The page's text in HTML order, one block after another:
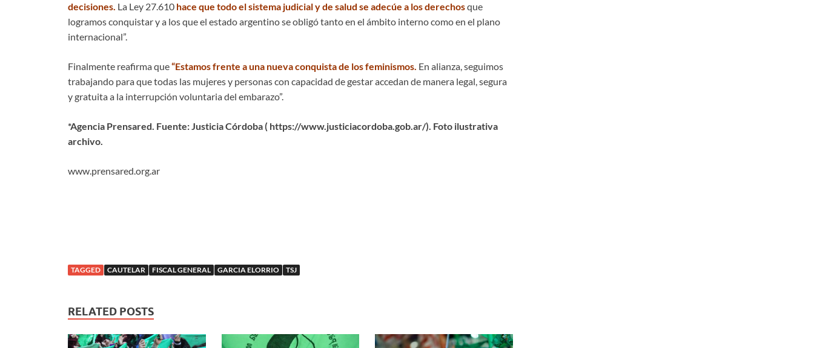
decisiones. La Ley 27.610 hace que todo el sistema judicial y de salud se adecúe a los derechosque
logramos conquistar y a los que el estado argentino se obligó tanto en el ámbito interno como en el plano
internacional”.
Finalmente reafirma que“Estamos frente a una nueva conquista de los feminismos. En alianza, seguimos
trabajando para que todas las mujeres y personas con capacidad de gestar accedan de manera legal, segura
y gratuita a la interrupción voluntaria del embarazo”.
*Agencia Prensared. Fuente: Justicia Córdoba ( https://www.justiciacordoba.gob.ar/). Foto ilustrativa
archivo.
www.prensared.org.ar
TAGGED CAUTELAR FISCAL GENERAL GARCIA ELORRIO TSJ
RELATED POSTS